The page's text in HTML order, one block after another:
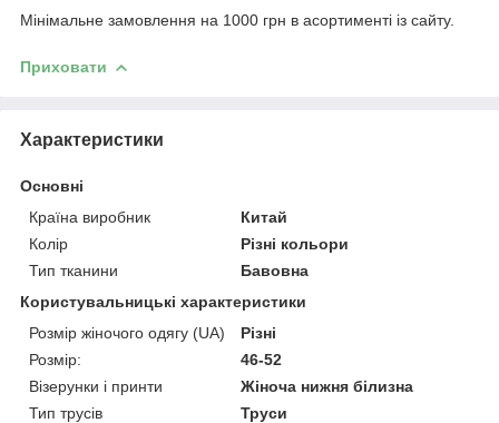
Мінімальне замовлення на 1000 грн в асортименті із сайту.
Приховати
Характеристики
Основні
Країна виробник
Китай
Колір
Різні кольори
Тип тканини
Бавовна
Користувальницькі характеристики
Розмір жіночого одягу (UA)
Різні
Розмір:
46-52
Візерунки і принти
Жіноча нижня білизна
Тип трусів
Труси